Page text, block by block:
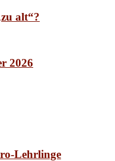
alt“?
2026
Lehrlinge